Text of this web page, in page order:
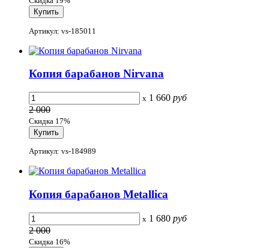
Артикул: vs-185011
Копия барабанов Nirvana
x 1 660 руб
2 000
Скидка 17%
Артикул: vs-184989
Копия барабанов Metallica
x 1 680 руб
2 000
Скидка 16%